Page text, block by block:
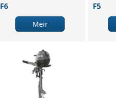
F6
Meir
F5